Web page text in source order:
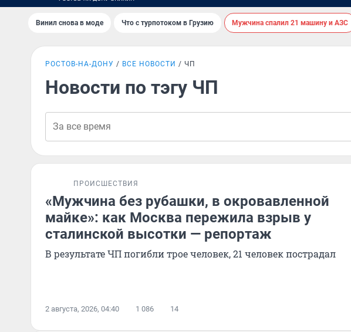
Винил снова в моде Что с турпотоком в Грузию Мужчина спалил 21 машину и АЗС
РОСТОВ-НА-ДОНУ ВСЕ НОВОСТИ ЧП
Новости по тэгу ЧП
ПРОИСШЕСТВИЯ
«Мужчина без рубашки, в окровавленной
майке»: как Москва пережила взрыв у
сталинской высотки — репортаж
В результате ЧП погибли трое человек, 21 человек пострадал
2 августа, 2026, 04:40 1 086 14